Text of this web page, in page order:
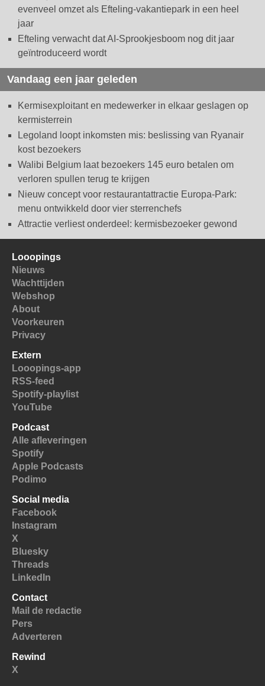
evenveel omzet als Efteling-vakantiepark in een heel
jaar
Efteling verwacht dat AI-Sprookjesboom nog dit jaar
geïntroduceerd wordt
Vandaag een jaar geleden
Kermisexploitant en medewerker in elkaar geslagen op
kermisterrein
Legoland loopt inkomsten mis: beslissing van Ryanair
kost bezoekers
Walibi Belgium laat bezoekers 145 euro betalen om
verloren spullen terug te krijgen
Nieuw concept voor restaurantattractie Europa-Park:
menu ontwikkeld door vier sterrenchefs
Attractie verliest onderdeel: kermisbezoeker gewond
Looopings
Nieuws
Wachttijden
Webshop
About
Voorkeuren
Privacy
Extern
Looopings-app
RSS-feed
Spotify-playlist
YouTube
Podcast
Alle afleveringen
Spotify
Apple Podcasts
Podimo
Social media
Facebook
Instagram
X
Bluesky
Threads
LinkedIn
Contact
Mail de redactie
Pers
Adverteren
Rewind
X